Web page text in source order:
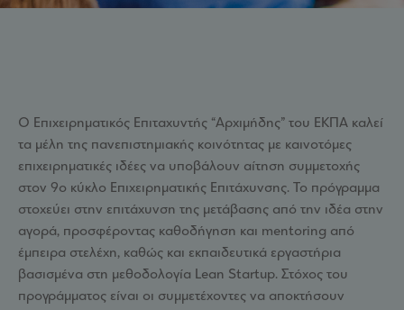
Ο Επιχειρηματικός Επιταχυντής “Αρχιμήδης” του ΕΚΠΑ καλεί
τα μέλη της πανεπιστημιακής κοινότητας με καινοτόμες
επιχειρηματικές ιδέες να υποβάλουν αίτηση συμμετοχής
στον 9ο κύκλο Επιχειρηματικής Επιτάχυνσης. Το πρόγραμμα
στοχεύει στην επιτάχυνση της μετάβασης από την ιδέα στην
αγορά, προσφέροντας καθοδήγηση και mentoring από
έμπειρα στελέχη, καθώς και εκπαιδευτικά εργαστήρια
βασισμένα στη μεθοδολογία Lean Startup. Στόχος του
προγράμματος είναι οι συμμετέχοντες να αποκτήσουν